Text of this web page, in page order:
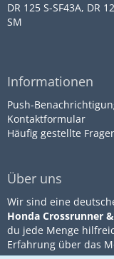
DR 125 S-SF43A, DR
SM
Informationen
Push-
Kontaktformular
Häufig gestellte
Über uns
Wir sind eine
Honda Crossrunner
du jede Menge
Erfahrung über das